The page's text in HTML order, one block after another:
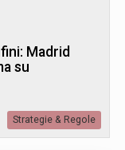
Madrid
su
Strategie & Regole